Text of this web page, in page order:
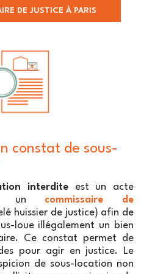
permet ainsi de prouver la
sous-location
interdite ou illégale réalisé
plusieurs utilités. Tout
Ensuite, il peut
de résiliation du bail
de la situation locative.
interdite ou illégale
cessation de la sous-
des lieux.
joue un rôle essentiel
des situations de
Le constat de sous-
par un huissier de
DE JUSTICE À PARIS
constat de sous-
interdite est un acte
un commissaire de
huissier de justice) afin de
loue illégalement un bien
Ce constat permet de
pour agir en justice. Le
de sous-location non